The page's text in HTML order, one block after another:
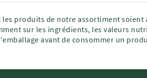
produits de notre assortiment
sur les ingrédients, les valeurs
avant de consommer un